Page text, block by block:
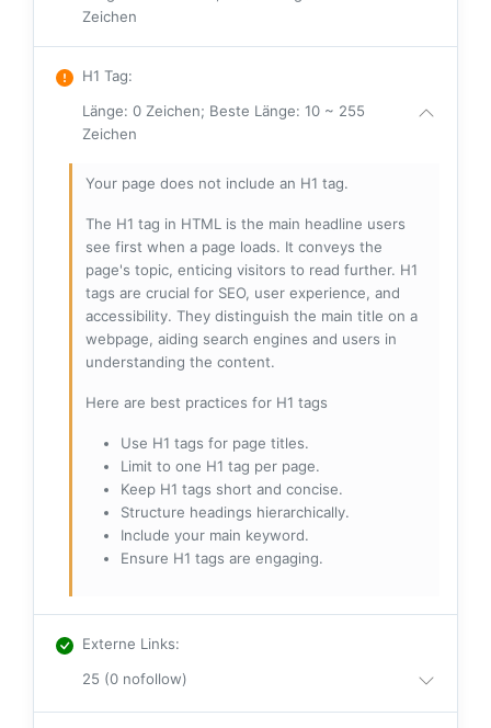
Zeichen
H1 Tag:
Länge: 0 Zeichen; Beste Länge: 10 ~ 255
Zeichen
Your page does not include an H1 tag.
The H1 tag in HTML is the main headline users
see first when a page loads. It conveys the
page's topic, enticing visitors to read further. H1
tags are crucial for SEO, user experience, and
accessibility. They distinguish the main title on a
webpage, aiding search engines and users in
understanding the content.
Here are best practices for H1 tags
Use H1 tags for page titles.
Limit to one H1 tag per page.
Keep H1 tags short and concise.
Structure headings hierarchically.
Include your main keyword.
Ensure H1 tags are engaging.
Externe Links:
25 (0 nofollow)